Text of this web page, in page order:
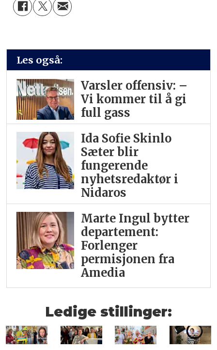
Les også:
Varsler offensiv: –
Vi kommer til å gi
full gass
Ida Sofie Skinlo
Sæter blir
fungerende
nyhetsredaktør i
Nidaros
Marte Ingul bytter
departement:
Forlenger
permisjonen fra
Amedia
Ledige stillinger: